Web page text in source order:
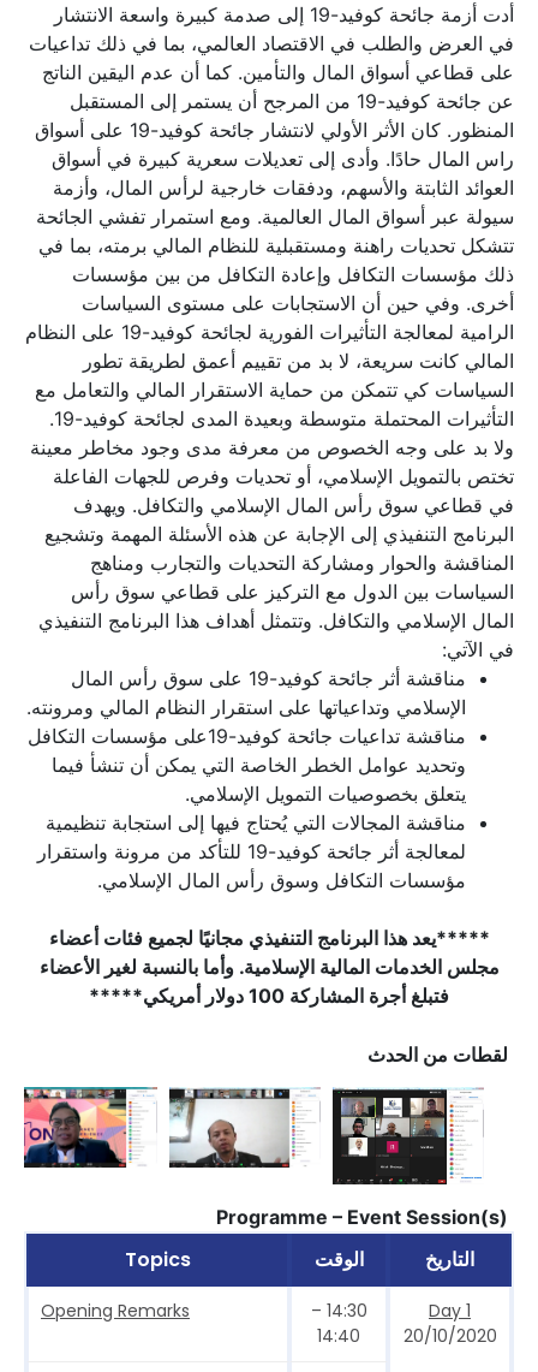
أدت أزمة جائحة كوفيد-19 إلى صدمة كبيرة واسعة الانتشار
في العرض والطلب في الاقتصاد العالمي، بما في ذلك تداعيات
على قطاعي أسواق المال والتأمين. كما أن عدم اليقين الناتج
عن جائحة كوفيد-19 من المرجح أن يستمر إلى المستقبل
المنظور. كان الأثر الأولي لانتشار جائحة كوفيد-19 على أسواق
راس المال حادًا. وأدى إلى تعديلات سعرية كبيرة في أسواق
العوائد الثابتة والأسهم، ودفقات خارجية لرأس المال، وأزمة
سيولة عبر أسواق المال العالمية. ومع استمرار تفشي الجائحة
تتشكل تحديات راهنة ومستقبلية للنظام المالي برمته، بما في
ذلك مؤسسات التكافل وإعادة التكافل من بين مؤسسات
أخرى. وفي حين أن الاستجابات على مستوى السياسات
الرامية لمعالجة التأثيرات الفورية لجائحة كوفيد-19 على النظام
المالي كانت سريعة، لا بد من تقييم أعمق لطريقة تطور
السياسات كي تتمكن من حماية الاستقرار المالي والتعامل مع
التأثيرات المحتملة متوسطة وبعيدة المدى لجائحة كوفيد-19.
ولا بد على وجه الخصوص من معرفة مدى وجود مخاطر معينة
تختص بالتمويل الإسلامي، أو تحديات وفرص للجهات الفاعلة
في قطاعي سوق رأس المال الإسلامي والتكافل. ويهدف
البرنامج التنفيذي إلى الإجابة عن هذه الأسئلة المهمة وتشجيع
المناقشة والحوار ومشاركة التحديات والتجارب ومناهج
السياسات بين الدول مع التركيز على قطاعي سوق رأس
المال الإسلامي والتكافل. وتتمثل أهداف هذا البرنامج التنفيذي
في الآتي:
مناقشة أثر جائحة كوفيد-19 على سوق رأس المال
الإسلامي وتداعياتها على استقرار النظام المالي ومرونته.
مناقشة تداعيات جائحة كوفيد-19على مؤسسات التكافل
وتحديد عوامل الخطر الخاصة التي يمكن أن تنشأ فيما
يتعلق بخصوصيات التمويل الإسلامي.
مناقشة المجالات التي يُحتاج فيها إلى استجابة تنظيمية
لمعالجة أثر جائحة كوفيد-19 للتأكد من مرونة واستقرار
مؤسسات التكافل وسوق رأس المال الإسلامي.
*****يعد هذا البرنامج التنفيذي مجانيًا لجميع فئات أعضاء
مجلس الخدمات المالية الإسلامية. وأما بالنسبة لغير الأعضاء
فتبلغ أجرة المشاركة 100 دولار أمريكي*****
لقطات من الحدث
Programme – Event Session(s)
التاريخ الوقت Topics
Day 1
20/10/2020
14:30 –
14:40
Opening Remarks